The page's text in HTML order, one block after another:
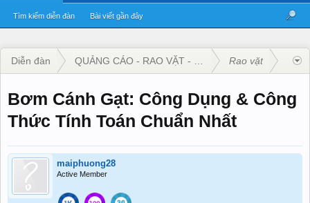
Tìm kiếm diễn đàn Bài viết gần đây
Diễn đàn QUẢNG CÁO - RAO VẶT - KINH DOANH
Rao vặt
Bơm Cánh Gạt: Công Dụng & Công
Thức Tính Toán Chuẩn Nhất
maiphuong28
Active Member